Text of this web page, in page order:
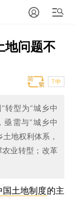
地问题不
T中
转型为“城乡中
亟需与“城乡中
地权利体系，
业转型；改革
国土地制度的主